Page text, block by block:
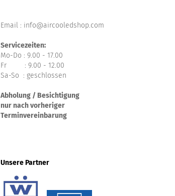
Email : info@aircooledshop.com
Servicezeiten:
Mo-Do : 9.00 - 17.00
Fr : 9.00 - 12.00
Sa-So : geschlossen
Abholung / Besichtigung
nur nach vorheriger
Terminvereinbarung
Unsere Partner